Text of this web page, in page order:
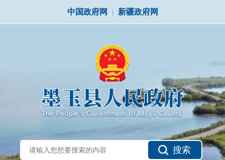
中国政府网 | 新疆政府网
搜索